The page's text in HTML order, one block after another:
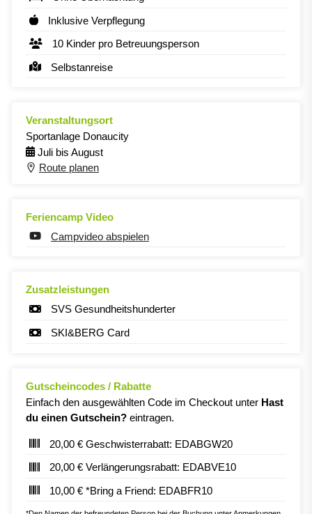
Inklusive Verpflegung
10 Kinder pro Betreuungsperson
Selbstanreise
Veranstaltungsort
Sportanlage Donaucity
Juli bis August
Route planen
Feriencamp Video
Campvideo abspielen
Zusatzleistungen
SVS Gesundheitshunderter
SKI&BERG Card
Gutscheincodes / Rabatte
Einfach den ausgewählten Code im Checkout unter Hast
du einen Gutschein? eintragen.
20,00 € Geschwisterrabatt: EDABGW20
20,00 € Verlängerungsrabatt: EDABVE10
10,00 € *Bring a Friend: EDABFR10